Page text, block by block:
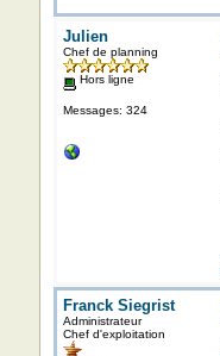
Julien
Chef de planning
Hors ligne
Messages: 324
Franck Siegrist
Administrateur
Chef d'exploitation